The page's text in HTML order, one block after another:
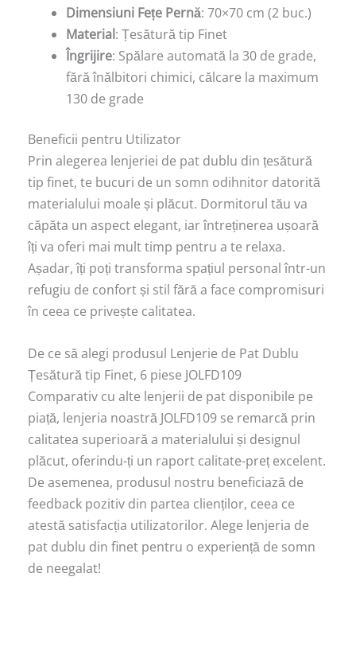
Dimensiuni Fețe Pernă: 70×70 cm (2 buc.)
Material: Țesătură tip Finet
Îngrijire: Spălare automată la 30 de grade,
fără înălbitori chimici, călcare la maximum
130 de grade
Beneficii pentru Utilizator
Prin alegerea lenjeriei de pat dublu din țesătură
tip finet, te bucuri de un somn odihnitor datorită
materialului moale și plăcut. Dormitorul tău va
căpăta un aspect elegant, iar întreținerea ușoară
îți va oferi mai mult timp pentru a te relaxa.
Așadar, îți poți transforma spațiul personal într-un
refugiu de confort și stil fără a face compromisuri
în ceea ce privește calitatea.
De ce să alegi produsul Lenjerie de Pat Dublu
Țesătură tip Finet, 6 piese JOLFD109
Comparativ cu alte lenjerii de pat disponibile pe
piață, lenjeria noastră JOLFD109 se remarcă prin
calitatea superioară a materialului și designul
plăcut, oferindu-ți un raport calitate-preț excelent.
De asemenea, produsul nostru beneficiază de
feedback pozitiv din partea clienților, ceea ce
atestă satisfacția utilizatorilor. Alege lenjeria de
pat dublu din finet pentru o experiență de somn
de neegalat!